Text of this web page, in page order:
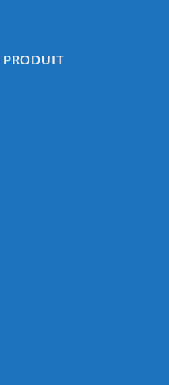
PRODUIT